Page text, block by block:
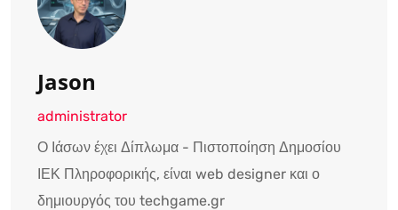
Jason
administrator
Ο Ιάσων έχει Δίπλωμα - Πιστοποίηση Δημοσίου
ΙΕΚ Πληροφορικής, είναι web designer και ο
δημιουργός του techgame.gr